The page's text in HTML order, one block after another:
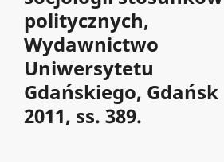
politycznych,
Wydawnictwo
Uniwersytetu
Gdańskiego, Gdańsk
2011, ss. 389.